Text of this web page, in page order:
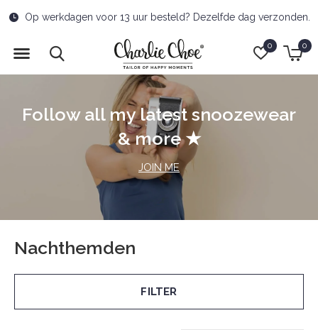
0 0
Op werkdagen voor 13 uur besteld? Dezelfde dag verzonden.
Follow all my latest snoozewear
& more ★
JOIN ME
Nachthemden
FILTER